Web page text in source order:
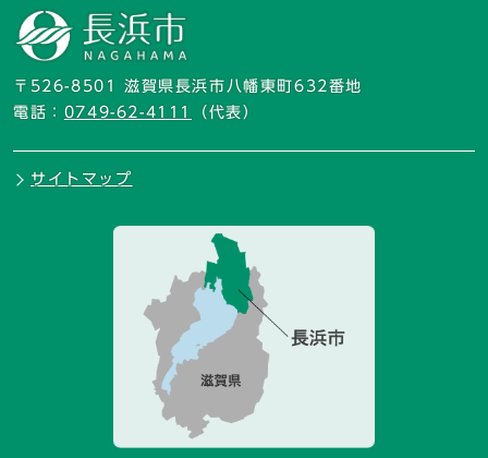
〒526-8501 滋賀県長浜市八幡東町632番地
電話： 0749-62-4111 （代表）
サイトマップ